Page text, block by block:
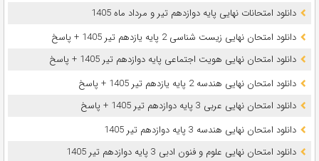
دانلود امتحانات نهایی پایه دوازدهم تیر و مرداد ماه 1405
دانلود امتحان نهایی زیست شناسی 2 پایه یازدهم تیر 1405 + پاسخ
دانلود امتحان نهایی هویت اجتماعی پایه دوازدهم تیر 1405 + پاسخ
دانلود امتحان نهایی هندسه 2 پایه یازدهم تیر 1405 + پاسخ
دانلود امتحان نهایی عربی 3 پایه دوازدهم تیر 1405 + پاسخ
دانلود امتحان نهایی هندسه 3 پایه دوازدهم تیر 1405
دانلود امتحان نهایی علوم و فنون ادبی 3 پایه دوازدهم تیر 1405